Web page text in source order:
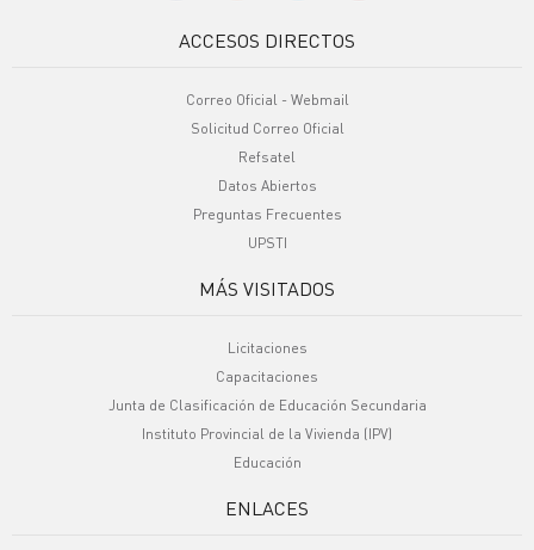
ACCESOS DIRECTOS
Correo Oficial - Webmail
Solicitud Correo Oficial
Refsatel
Datos Abiertos
Preguntas Frecuentes
UPSTI
MÁS VISITADOS
Licitaciones
Capacitaciones
Junta de Clasificación de Educación Secundaria
Instituto Provincial de la Vivienda (IPV)
Educación
ENLACES